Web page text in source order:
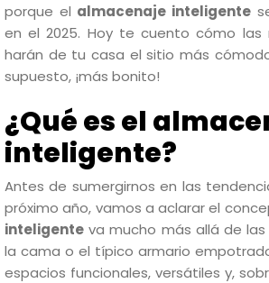
porque el almacenaje inteligente
en el 2025. Hoy te cuento cómo las
harán de tu casa el sitio más
supuesto, ¡más bonito!
¿Qué es el
inteligente?
Antes de sumergirnos en las
próximo año, vamos a aclarar el
inteligente va mucho más allá de
la cama o el típico armario
espacios funcionales, versátiles y,